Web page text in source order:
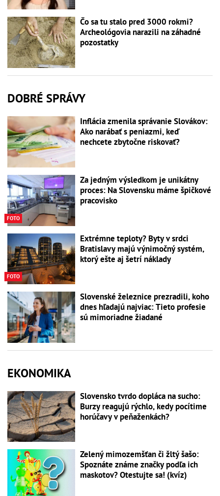
Čo sa tu stalo pred 3000 rokmi?
Archeológovia narazili na záhadné
pozostatky
DOBRÉ SPRÁVY
Inflácia zmenila správanie Slovákov:
Ako narábať s peniazmi, keď
nechcete zbytočne riskovať?
FOTO
Za jedným výsledkom je unikátny
proces: Na Slovensku máme špičkové
pracovisko
FOTO
Extrémne teploty? Byty v srdci
Bratislavy majú výnimočný systém,
ktorý ešte aj šetrí náklady
Slovenské železnice prezradili, koho
dnes hľadajú najviac: Tieto profesie
sú mimoriadne žiadané
EKONOMIKA
Slovensko tvrdo dopláca na sucho:
Burzy reagujú rýchlo, kedy pocítime
horúčavy v peňaženkách?
Zelený mimozemšťan či žltý šašo:
Spoznáte známe značky podľa ich
maskotov? Otestujte sa! (kvíz)